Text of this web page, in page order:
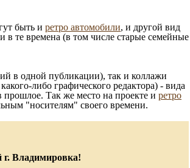
быть и ретро автомобили, и другой вид
те времена (в том числе старые семейные
в одной публикации), так и коллажи
либо графического редактора) - вида
Так же место на проекте и ретро
"носителям" своего времени.
Владимировка!